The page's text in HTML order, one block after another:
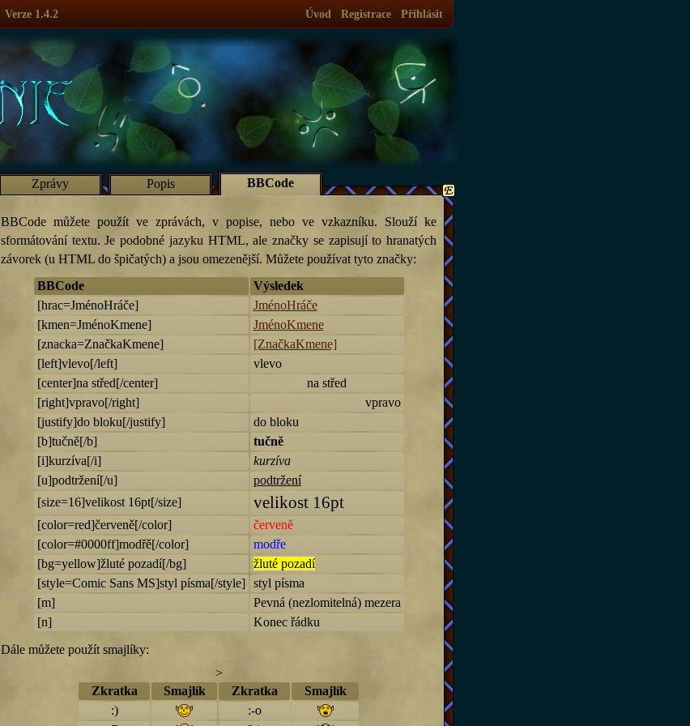
Verze 1.4.2 Úvod Registrace Přihlásit
Zprávy Popis BBCode
BBCode můžete použít ve zprávách, v popise, nebo ve vzkazníku. Slouží ke
sformátování textu. Je podobné jazyku HTML, ale značky se zapisují to hranatých
závorek (u HTML do špičatých) a jsou omezenější. Můžete používat tyto značky:
BBCode
Výsledek
[hrac=JménoHráče]
JménoHráče
[kmen=JménoKmene]
JménoKmene
[znacka=ZnačkaKmene]
[ZnačkaKmene]
[left]vlevo[/left]
vlevo
[center]na střed[/center]
na střed
[right]vpravo[/right]
vpravo
[justify]do bloku[/justify]
do bloku
[b]tučně[/b]
tučně
[i]kurzíva[/i]
kurzíva
[u]podtržení[/u]
podtržení
[size=16]velikost 16pt[/size]
velikost 16pt
[color=red]červeně[/color]
červeně
[color=#0000ff]modřě[/color]
modře
[bg=yellow]žluté pozadí[/bg]
žluté pozadí
[style=Comic Sans MS]styl písma[/style]
styl písma
[m]
Pevná (nezlomitelná) mezera
[n]
Konec řádku
Dále můžete použít smajlíky:
>
Zkratka
Smajlík Zkratka
Smajlík
:)
:-o